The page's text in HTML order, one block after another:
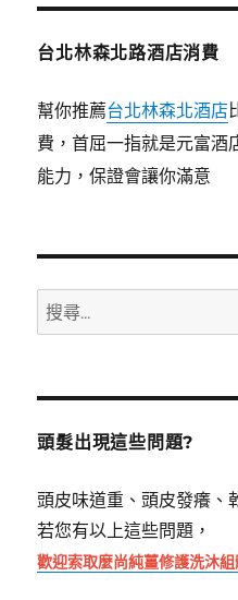
台北林森北路酒店消費
幫你推薦台北林森北酒店
費，首屈一指就是元富酒
能力，保證會讓你滿意
搜
尋
鍵
頭髮出現這些問題?
頭皮味道重、頭皮發癢、
若您有以上這些問題，
歡迎索取麼尚純薑修護洗沐組